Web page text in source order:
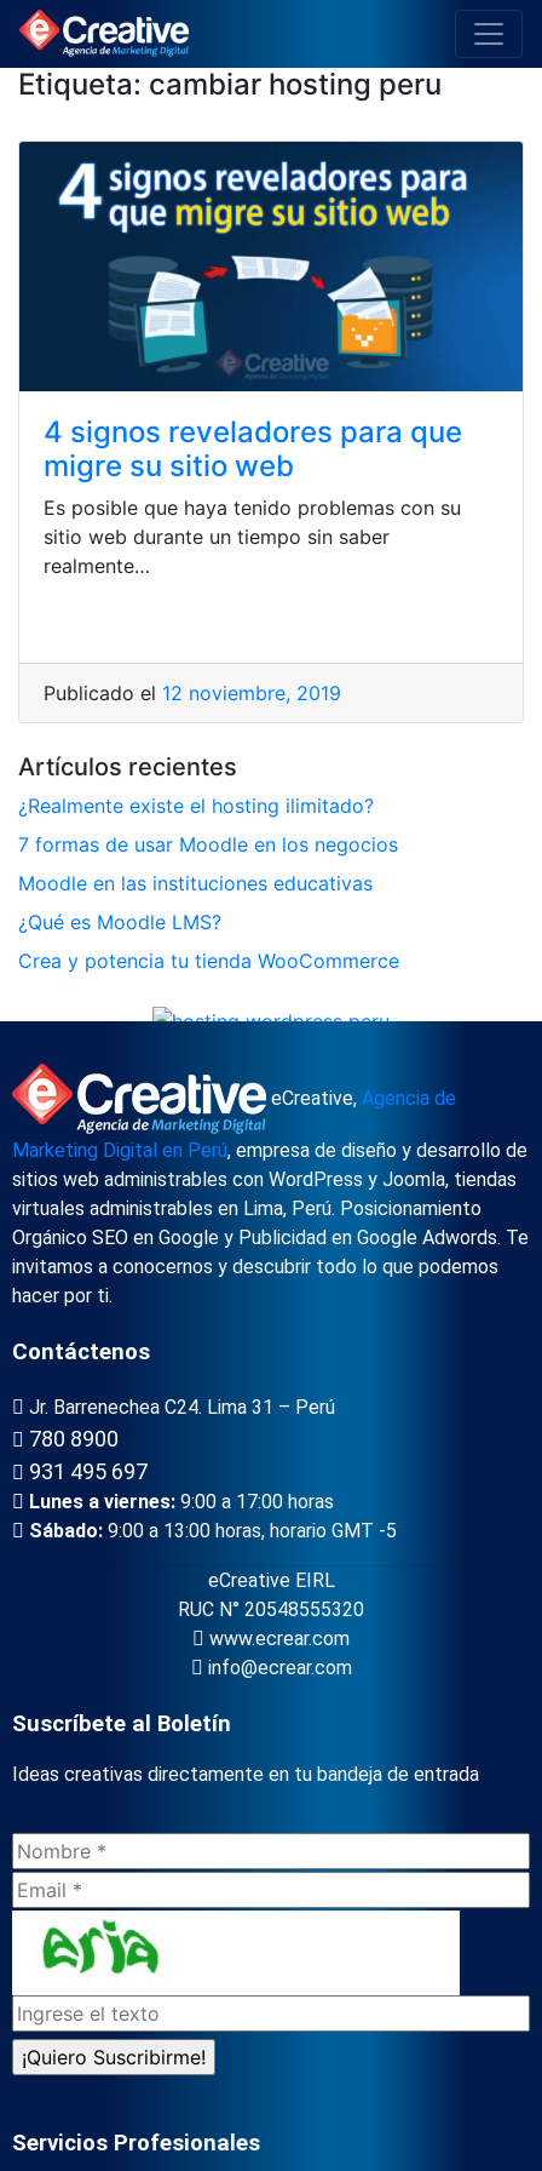
Etiqueta: cambiar hosting peru
4 signos reveladores para que
migre su sitio web
Es posible que haya tenido problemas con su
sitio web durante un tiempo sin saber
realmente…
Publicado el 12 noviembre, 2019
Artículos recientes
¿Realmente existe el hosting ilimitado?
7 formas de usar Moodle en los negocios
Moodle en las instituciones educativas
¿Qué es Moodle LMS?
Crea y potencia tu tienda WooCommerce
eCreative, Agencia de
Marketing Digital en Perú, empresa de diseño y desarrollo de
sitios web administrables con WordPress y Joomla, tiendas
virtuales administrables en Lima, Perú. Posicionamiento
Orgánico SEO en Google y Publicidad en Google Adwords. Te
invitamos a conocernos y descubrir todo lo que podemos
hacer por ti.
Contáctenos
Jr. Barrenechea C24. Lima 31 – Perú
780 8900
931 495 697
Lunes a viernes: 9:00 a 17:00 horas
Sábado: 9:00 a 13:00 horas, horario GMT -5
eCreative EIRL
RUC N° 20548555320
www.ecrear.com
info@ecrear.com
Suscríbete al Boletín
Ideas creativas directamente en tu bandeja de entrada
Servicios Profesionales